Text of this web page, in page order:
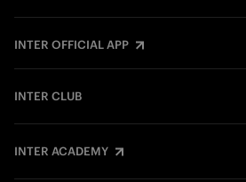
INTER OFFICIAL APP
INTER CLUB
INTER ACADEMY